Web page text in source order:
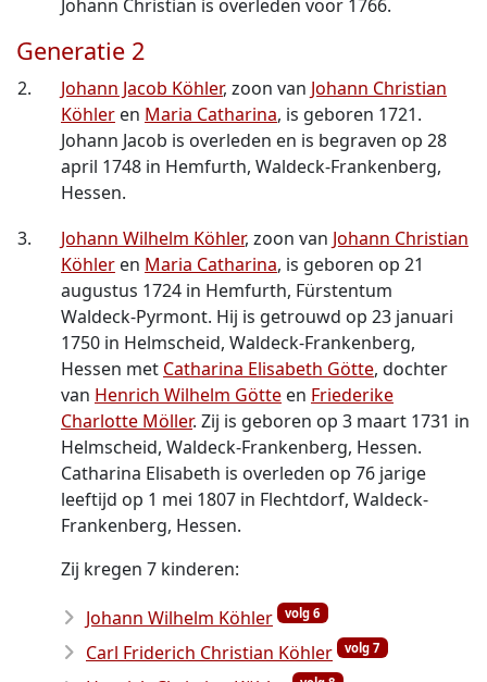
Johann Christian is overleden voor 1766.
Generatie 2
2. Johann Jacob Köhler, zoon van Johann Christian
Köhler en Maria Catharina, is geboren 1721.
Johann Jacob is overleden en is begraven op 28
april 1748 in Hemfurth, Waldeck-Frankenberg,
Hessen.
3.
Johann Wilhelm Köhler, zoon van Johann Christian
Köhler en Maria Catharina, is geboren op 21
augustus 1724 in Hemfurth, Fürstentum
Waldeck-Pyrmont. Hij is getrouwd op 23 januari
1750 in Helmscheid, Waldeck-Frankenberg,
Hessen met Catharina Elisabeth Götte, dochter
van Henrich Wilhelm Götte en Friederike
Charlotte Möller. Zij is geboren op 3 maart 1731 in
Helmscheid, Waldeck-Frankenberg, Hessen.
Catharina Elisabeth is overleden op 76 jarige
leeftijd op 1 mei 1807 in Flechtdorf, Waldeck-
Frankenberg, Hessen.
Zij kregen 7 kinderen:
Johann Wilhelm Köhler volg 6
Carl Friderich Christian Köhler volg 7